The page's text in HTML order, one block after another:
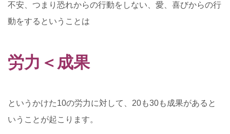
不安、つまり恐れからの行動をしない、愛、喜びからの行
動をするということは
労力＜成果
というかけた10の労力に対して、20も30も成果があると
いうことが起こります。